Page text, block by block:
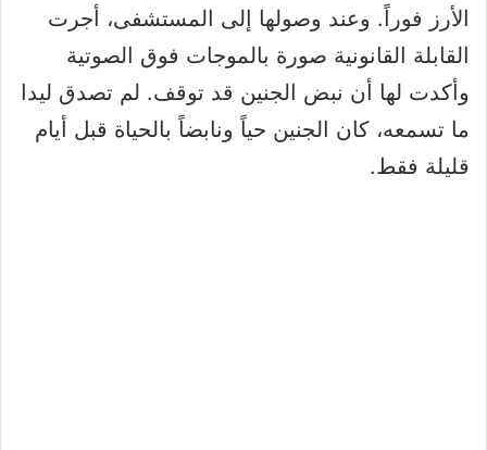
الأرز فوراً. وعند وصولها إلى المستشفى، أجرت
القابلة القانونية صورة بالموجات فوق الصوتية
وأكدت لها أن نبض الجنين قد توقف. لم تصدق ليدا
ما تسمعه، كان الجنين حياً ونابضاً بالحياة قبل أيام
قليلة فقط.